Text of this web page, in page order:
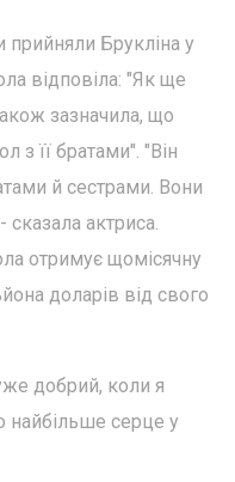
прийняли Брукліна у
відповіла: "Як ще
зазначила, що
з її братами". "Він
й сестрами. Вони
актриса.
отримує щомісячну
доларів від свого
добрий, коли я
найбільше серце у